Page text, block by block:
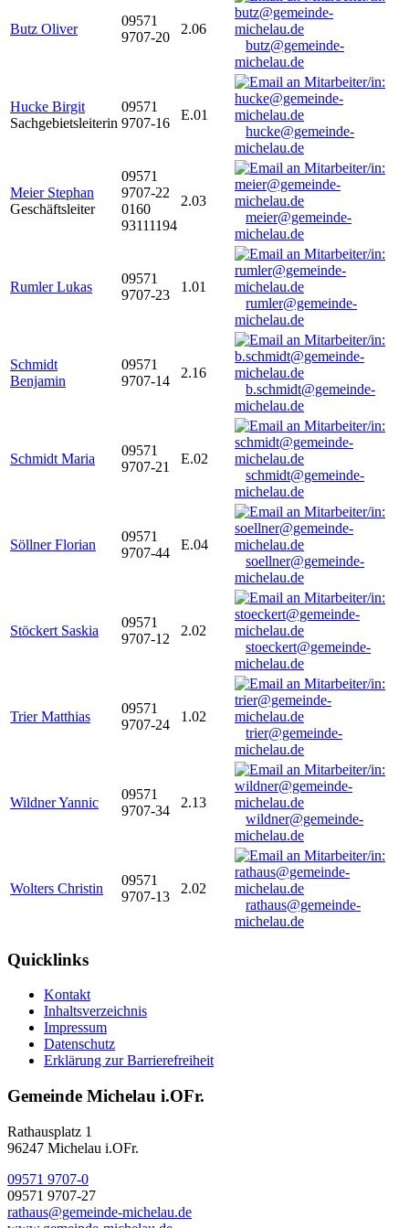
Butz Oliver
09571
9707-20
2.06
butz@gemeinde-
michelau.de
Hucke Birgit
Sachgebietsleiterin
09571
9707-16
E.01
hucke@gemeinde-
michelau.de
Meier Stephan
Geschäftsleiter
09571
9707-22
0160
93111194
2.03
meier@gemeinde-
michelau.de
Rumler Lukas
09571
9707-23
1.01
rumler@gemeinde-
michelau.de
Schmidt
Benjamin
09571
9707-14
2.16
b.schmidt@gemeinde-
michelau.de
Schmidt Maria
09571
9707-21
E.02
schmidt@gemeinde-
michelau.de
Söllner Florian
09571
9707-44
E.04
soellner@gemeinde-
michelau.de
Stöckert Saskia
09571
9707-12
2.02
stoeckert@gemeinde-
michelau.de
Trier Matthias
09571
9707-24
1.02
trier@gemeinde-
michelau.de
Wildner Yannic
09571
9707-34
2.13
wildner@gemeinde-
michelau.de
Wolters Christin
09571
9707-13
2.02
rathaus@gemeinde-
michelau.de
Quicklinks
Kontakt
Inhaltsverzeichnis
Impressum
Datenschutz
Erklärung zur Barrierefreiheit
Gemeinde Michelau i.OFr.
Rathausplatz 1
96247 Michelau i.OFr.
09571 9707-0
09571 9707-27
rathaus@gemeinde-michelau.de